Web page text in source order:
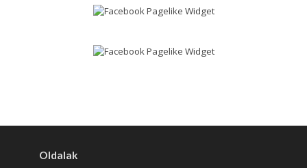
Oldalak